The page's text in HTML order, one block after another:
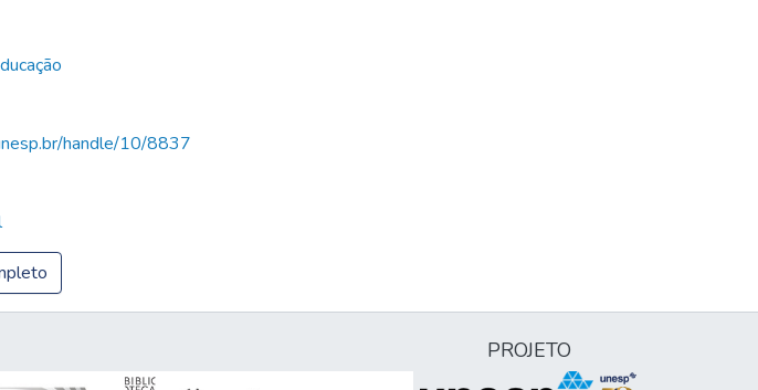
handle/10/8837
PROJETO